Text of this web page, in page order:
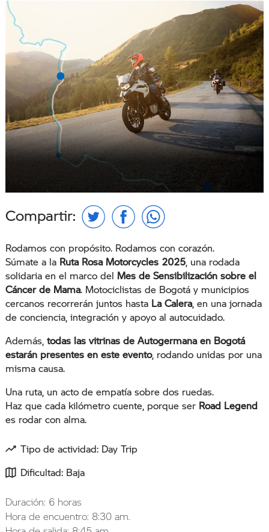
Rodamos con propósito. Rodamos con corazón.
Súmate a la Ruta Rosa Motorcycles 2025, una rodada
solidaria en el marco del Mes de Sensibilización sobre el
Cáncer de Mama. Motociclistas de Bogotá y municipios
cercanos recorrerán juntos hasta La Calera, en una jornada
de conciencia, integración y apoyo al autocuidado.
Además, todas las vitrinas de Autogermana en Bogotá
estarán presentes en este evento, rodando unidas por una
misma causa.
Una ruta, un acto de empatía sobre dos ruedas.
Haz que cada kilómetro cuente, porque ser Road Legend
es rodar con alma.
Tipo de actividad: Day Trip
Dificultad: Baja
Duración: 6 horas
Hora de encuentro: 8:30 am.
Compartir: